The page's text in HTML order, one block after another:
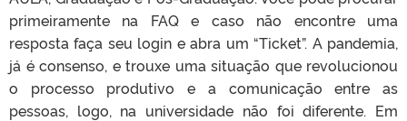
primeiramente na FAQ e caso não encontre uma
resposta faça seu login e abra um “Ticket”. A pandemia,
já é consenso, e trouxe uma situação que revolucionou
o processo produtivo e a comunicação entre as
pessoas, logo, na universidade não foi diferente. Em